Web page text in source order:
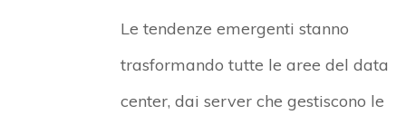
Le tendenze emergenti stanno
trasformando tutte le aree del data
center, dai server che gestiscono le